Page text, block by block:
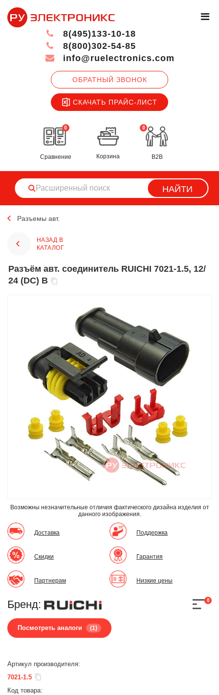
ОБРАТНЫЙ ЗВОНОК
СКАЧАТЬ ПРАЙС-ЛИСТ
8(495)133-10-18
8(800)302-54-85
info@ruelectronics.com
0
Сравнение
0
Корзина B2B
НАЙТИ
Разъемы авт.
НАЗАД В
КАТАЛОГ
Разъём авт. соединитель RUICHI 7021-1.5, 12/
24 (DC) В
Возможны незначительные отличия фактического дизайна изделия от
данного изображения.
Доставка
Скидки
Партнерам
Поддержка
Гарантия
Низкие цены
Бренд:
Посмотреть аналоги (1)
0
Артикул производителя:
7021-1.5
Код товара: